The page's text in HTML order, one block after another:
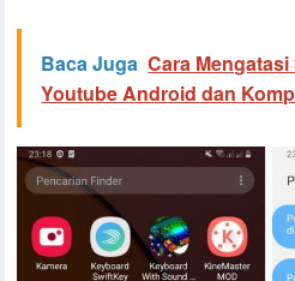
Baca Juga Cara
Youtube Android dan